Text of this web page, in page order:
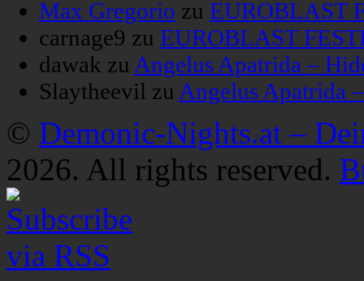
Max Gregorio zu EUROBLAST
carnage9 zu EUROBLAST
dawak zu Angelus Apatrida –
Slaytheevil zu Angelus Apatrida
© Demonic-Nights.at –
2026. All rights reserved.